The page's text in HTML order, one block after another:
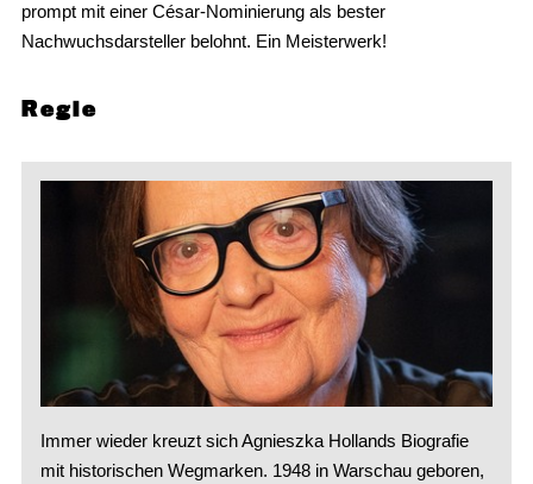
prompt mit einer César-Nominierung als bester
Nachwuchsdarsteller belohnt. Ein Meisterwerk!
Regie
Immer wieder kreuzt sich Agnieszka Hollands Biografie
mit historischen Wegmarken. 1948 in Warschau geboren,